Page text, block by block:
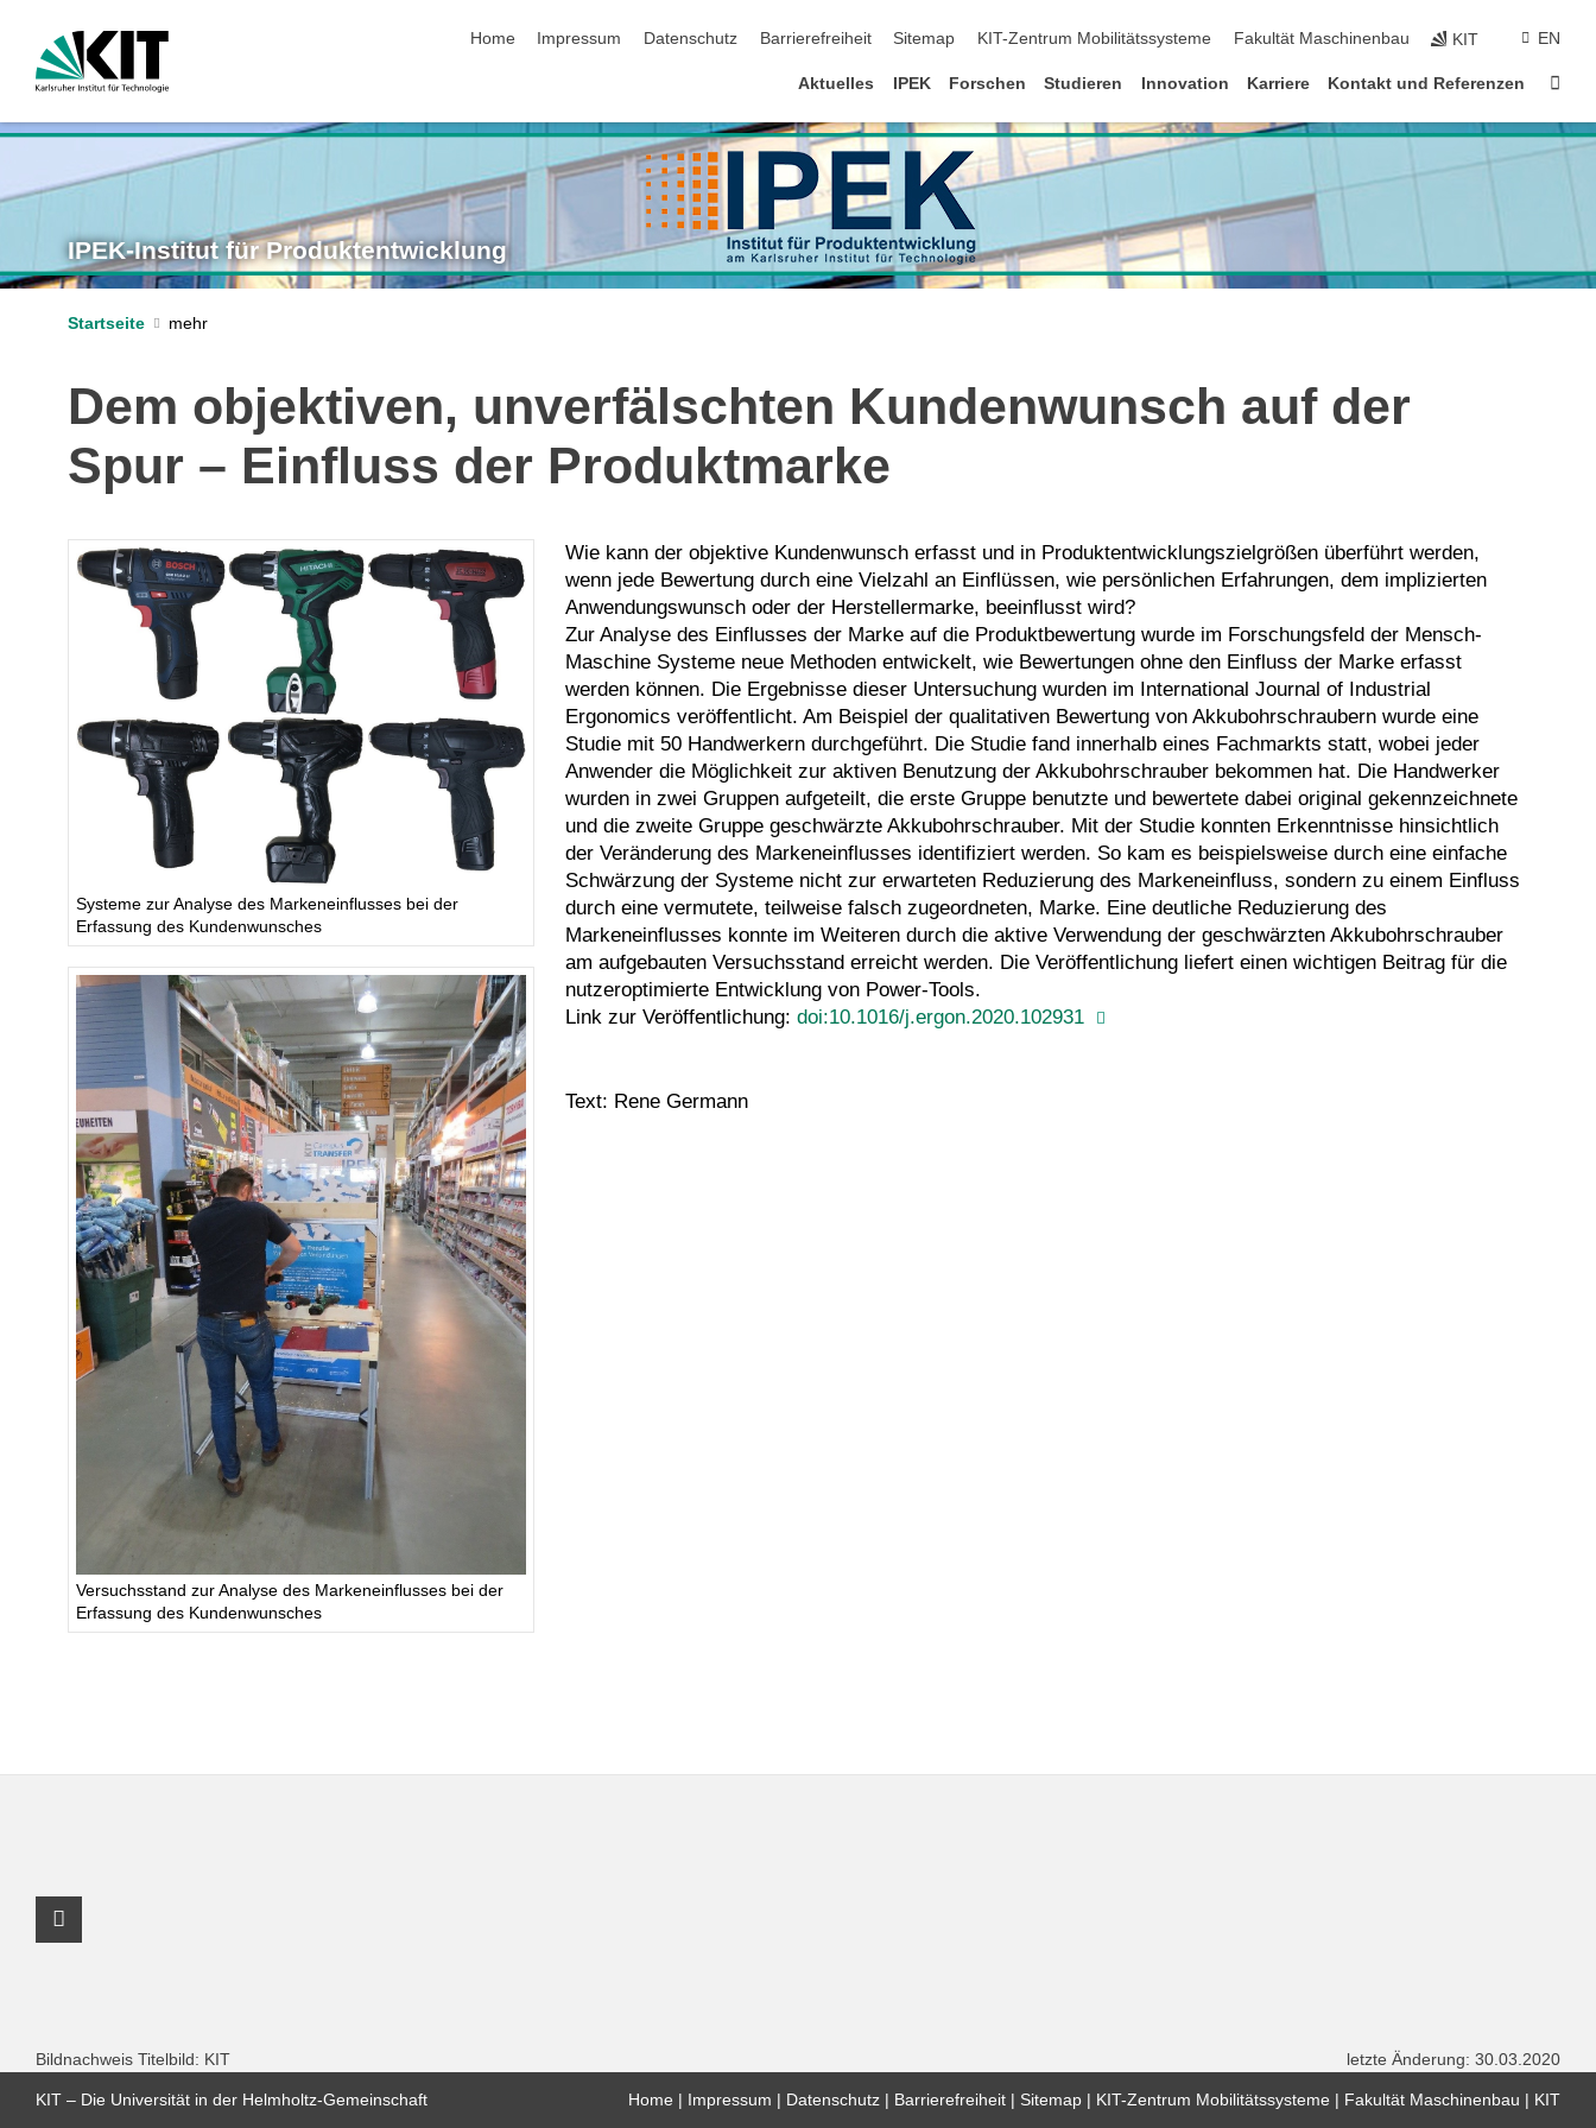
Home
Impressum Datenschutz Barrierefreiheit Sitemap KIT-Zentrum Mobilitätssysteme Fakultät Maschinenbau KIT EN
Aktuelles IPEK Forschen Studieren Innovation Karriere Kontakt und Referenzen
IPEK-Institut für Produktentwicklung
Startseite
Dem objektiven, unverfälschten Kundenwunsch auf der
Spur – Einfluss der Produktmarke
Systeme zur Analyse des Markeneinflusses bei der
Erfassung des Kundenwunsches
Versuchsstand zur Analyse des Markeneinflusses bei der
Erfassung des Kundenwunsches
Wie kann der objektive Kundenwunsch erfasst und in Produktentwicklungszielgrößen überführt werden,
wenn jede Bewertung durch eine Vielzahl an Einflüssen, wie persönlichen Erfahrungen, dem implizierten
Anwendungswunsch oder der Herstellermarke, beeinflusst wird?
Zur Analyse des Einflusses der Marke auf die Produktbewertung wurde im Forschungsfeld der Mensch-
Maschine Systeme neue Methoden entwickelt, wie Bewertungen ohne den Einfluss der Marke erfasst
werden können. Die Ergebnisse dieser Untersuchung wurden im International Journal of Industrial
Ergonomics veröffentlicht. Am Beispiel der qualitativen Bewertung von Akkubohrschraubern wurde eine
Studie mit 50 Handwerkern durchgeführt. Die Studie fand innerhalb eines Fachmarkts statt, wobei jeder
Anwender die Möglichkeit zur aktiven Benutzung der Akkubohrschrauber bekommen hat. Die Handwerker
wurden in zwei Gruppen aufgeteilt, die erste Gruppe benutzte und bewertete dabei original gekennzeichnete
und die zweite Gruppe geschwärzte Akkubohrschrauber. Mit der Studie konnten Erkenntnisse hinsichtlich
der Veränderung des Markeneinflusses identifiziert werden. So kam es beispielsweise durch eine einfache
Schwärzung der Systeme nicht zur erwarteten Reduzierung des Markeneinfluss, sondern zu einem Einfluss
durch eine vermutete, teilweise falsch zugeordneten, Marke. Eine deutliche Reduzierung des
Markeneinflusses konnte im Weiteren durch die aktive Verwendung der geschwärzten Akkubohrschrauber
am aufgebauten Versuchsstand erreicht werden. Die Veröffentlichung liefert einen wichtigen Beitrag für die
nutzeroptimierte Entwicklung von Power-Tools.
Link zur Veröffentlichung: doi:10.1016/j.ergon.2020.102931
Text: Rene Germann
Youtube Profil
Bildnachweis Titelbild: KIT letzte Änderung: 30.03.2020
KIT – Die Universität in der Helmholtz-Gemeinschaft Home Impressum Datenschutz Barrierefreiheit Sitemap KIT-Zentrum Mobilitätssysteme Fakultät Maschinenbau KIT